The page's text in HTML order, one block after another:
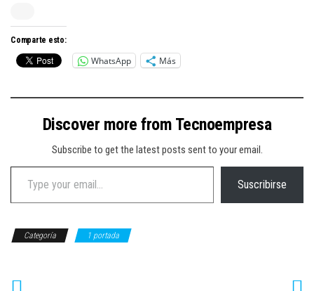
Comparte esto:
WhatsApp Más
Discover more from Tecnoempresa
Subscribe to get the latest posts sent to your email.
Type your email…
Suscribirse
Categoría 1 portada